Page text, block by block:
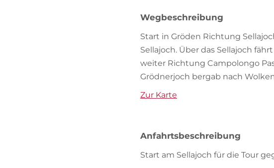
Wegbeschreibung
Start in Gröden Richtung
Sellajoch. Über das Sellajoch
weiter Richtung Campolongo
Grödnerjoch bergab nach
Zur Karte
Anfahrtsbeschreibung
Start am Sellajoch für die Tour